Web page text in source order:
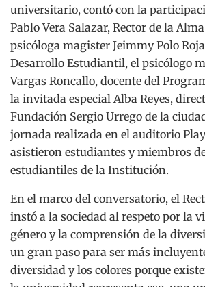
universitario, contó con la
Pablo Vera Salazar, Rector de la
psicóloga magister Jeimmy Polo
Desarrollo Estudiantil, el psicólogo
Vargas Roncallo, docente del
la invitada especial Alba Reyes,
Fundación Sergio Urrego de la
jornada realizada en el auditorio
asistieron estudiantes y miembros
estudiantiles de la Institución.
En el marco del conversatorio, el
instó a la sociedad al respeto por la
género y la comprensión de la
un gran paso para ser más
diversidad y los colores porque